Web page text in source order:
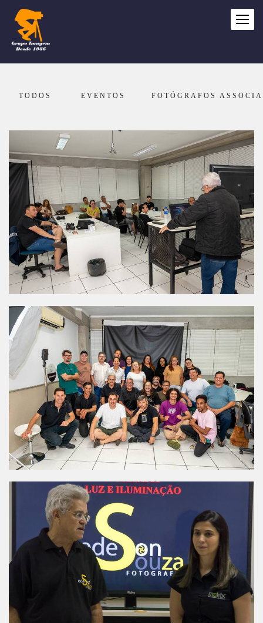
TODOS EVENTOS FOTÓGRAFOS